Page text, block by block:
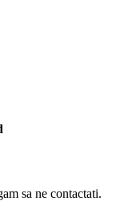
sa ne contactati.